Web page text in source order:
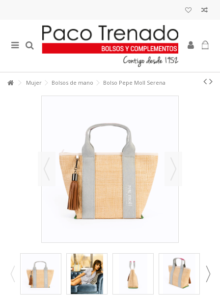
Mujer Bolsos de mano Bolso Pepe Moll Serena